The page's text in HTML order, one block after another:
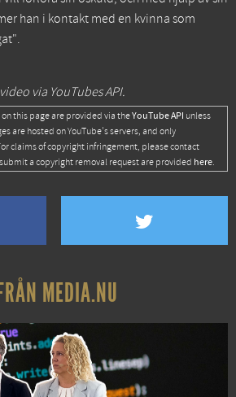
han i kontakt med en kvinna som
via YouTubes API.
on this page are provided via theYouTube API unless
are hosted on YouTube's servers, and only
claims of copyright infringement, please contact
a copyright removal request are provided here.
MEDIA.NU